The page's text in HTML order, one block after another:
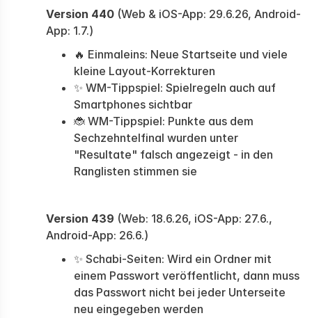
Version 440 (Web & iOS-App: 29.6.26, Android-
App: 1.7.)
🔥 Einmaleins: Neue Startseite und viele
kleine Layout-Korrekturen
✨ WM-Tippspiel: Spielregeln auch auf
Smartphones sichtbar
🐞 WM-Tippspiel: Punkte aus dem
Sechzehntelfinal wurden unter
"Resultate" falsch angezeigt - in den
Ranglisten stimmen sie
Version 439 (Web: 18.6.26, iOS-App: 27.6.,
Android-App: 26.6.)
✨ Schabi-Seiten: Wird ein Ordner mit
einem Passwort veröffentlicht, dann muss
das Passwort nicht bei jeder Unterseite
neu eingegeben werden